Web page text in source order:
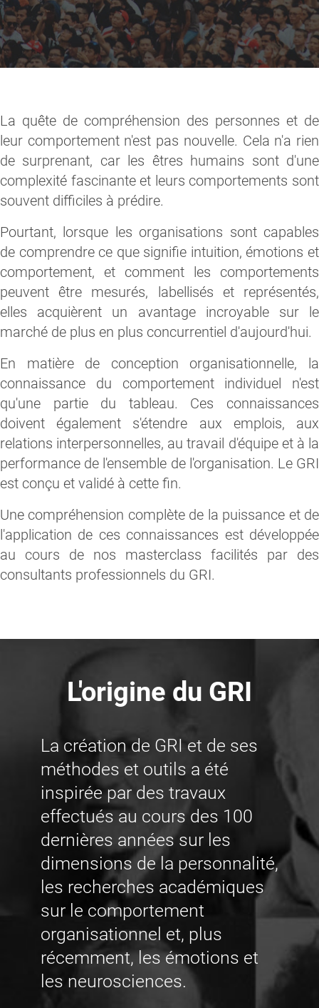
La quête de compréhension des personnes et de
leur comportement n'est pas nouvelle. Cela n'a rien
de surprenant, car les êtres humains sont d'une
complexité fascinante et leurs comportements sont
souvent difficiles à prédire.
Pourtant, lorsque les organisations sont capables
de comprendre ce que signifie intuition, émotions et
comportement, et comment les comportements
peuvent être mesurés, labellisés et représentés,
elles acquièrent un avantage incroyable sur le
marché de plus en plus concurrentiel d'aujourd'hui.
En matière de conception organisationnelle, la
connaissance du comportement individuel n'est
qu'une partie du tableau. Ces connaissances
doivent également s'étendre aux emplois, aux
relations interpersonnelles, au travail d'équipe et à la
performance de l'ensemble de l'organisation. Le GRI
est conçu et validé à cette fin.
Une compréhension complète de la puissance et de
l'application de ces connaissances est développée
au cours de nos masterclass facilités par des
consultants professionnels du GRI.
L'origine du GRI
La création de GRI et de ses
méthodes et outils a été
inspirée par des travaux
effectués au cours des 100
dernières années sur les
dimensions de la personnalité,
les recherches académiques
sur le comportement
organisationnel et, plus
récemment, les émotions et
les neurosciences.